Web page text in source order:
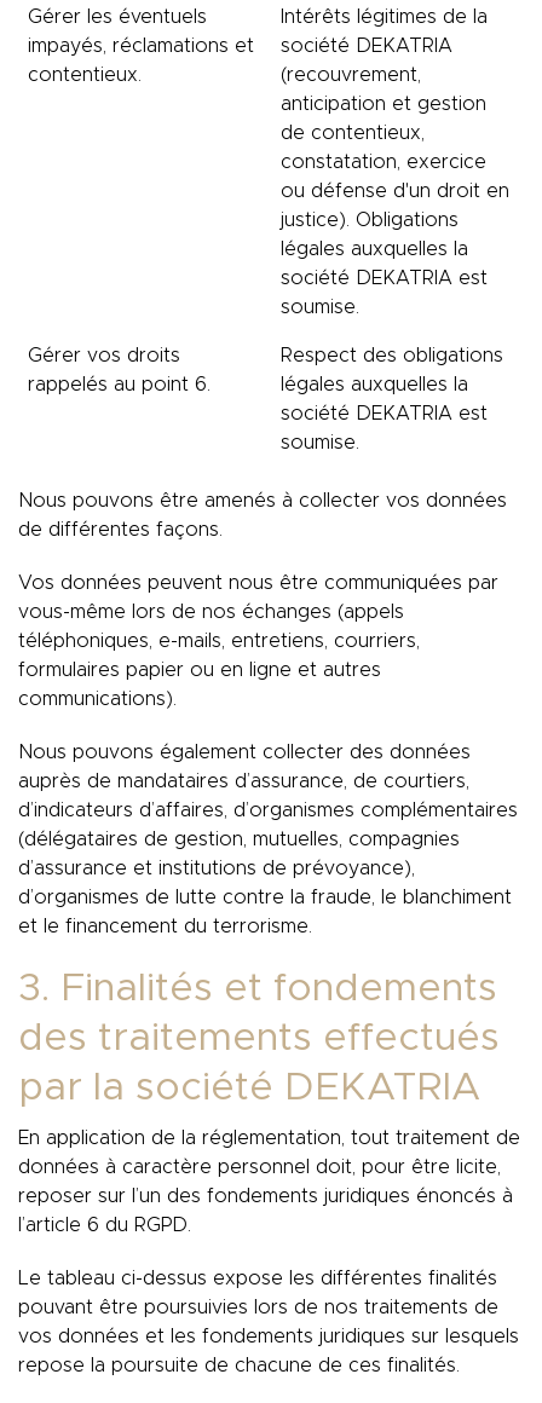
Gérer les éventuels
impayés, réclamations et
contentieux.
Intérêts légitimes de la
société DEKATRIA
(recouvrement,
anticipation et gestion
de contentieux,
constatation, exercice
ou défense d'un droit en
justice). Obligations
légales auxquelles la
société DEKATRIA est
soumise.
Gérer vos droits
rappelés au point 6.
Respect des obligations
légales auxquelles la
société DEKATRIA est
soumise.
Nous pouvons être amenés à collecter vos données
de différentes façons.
Vos données peuvent nous être communiquées par
vous-même lors de nos échanges (appels
téléphoniques, e-mails, entretiens, courriers,
formulaires papier ou en ligne et autres
communications).
Nous pouvons également collecter des données
auprès de mandataires d’assurance, de courtiers,
d’indicateurs d’affaires, d’organismes complémentaires
(délégataires de gestion, mutuelles, compagnies
d’assurance et institutions de prévoyance),
d’organismes de lutte contre la fraude, le blanchiment
et le financement du terrorisme.
3. Finalités et fondements
des traitements effectués
par la société DEKATRIA
En application de la réglementation, tout traitement de
données à caractère personnel doit, pour être licite,
reposer sur l’un des fondements juridiques énoncés à
l’article 6 du RGPD.
Le tableau ci-dessus expose les différentes finalités
pouvant être poursuivies lors de nos traitements de
vos données et les fondements juridiques sur lesquels
repose la poursuite de chacune de ces finalités.